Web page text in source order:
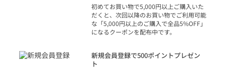
初めてお買い物で5,000円以上ご購入いた
だくと、次回以降のお買い物でご利用可能
な「5,000円以上のご購入で全品5%OFF」
になるクーポンを配布中です。
新規会員登録で500ポイントプレゼン
ト